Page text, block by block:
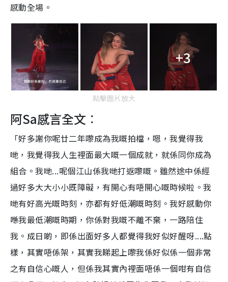
感動全場。
+3
點擊圖片放大
阿Sa感言全文︰
「好多謝你呢廿二年嚟成為我嘅拍檔，嗯，我覺得我
哋，我覺得我人生裡面最大嘅一個成就，就係同你成為
組合。我哋...呢個江山係我哋打返嚟嘅。雖然途中係經
過好多大大小小既障礙，有開心有唔開心嘅時候啦。我
哋有好高光嘅時刻，亦都有好低潮嘅時刻。我好感動你
喺我最低潮嘅時期，你係對我嘅不離不棄，一路陪住
我。成日啲，即係出面好多人都覺得我好似好醒呀....點
樣，其實唔係架，其實我睇起上嚟我係好似係一個非常
之有自信心嘅人，但係我其實內裡面唔係一個咁有自信